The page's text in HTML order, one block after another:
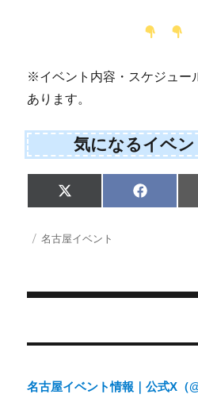
※イベント内容・スケジュー
あります。
気になるイベ
Share
on
X
(
w
i
r
Share
on
F
a
投 カ
名古屋イベント
稿
名古屋イベント情報｜公式X（